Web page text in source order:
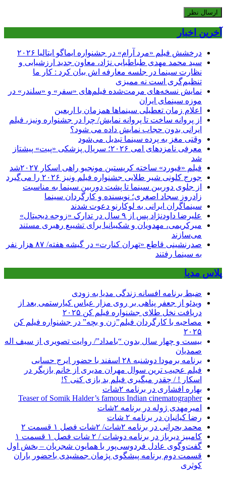
آخرین اخبار
درخشش فیلم «مرد آرام» در جشنواره ایماگو ایتالیا ۲۰۲۶
سید محمد مهدی طباطبایی نژاد، معاون جدید ارزشیابی و
نظارت سینما در جلسه معارفه اش بیان کرد : کار ما
تنظیم‌گری است نه ممیزی
نمایش نسخه‌های مرمت‌شده فیلم‌های «سفر» و «سلندر» در
موزه سینمای ایران
اعلام زمان تعطیلی سینماها همزمان با اربعین
از پروانه ساخت تا پروانه نمایش/ چرا در جشنواره ونیز، فیلم
ایرانی بدون حجاب نمایش داده می شود؟
وقتی مغز به پرده سینما تبدیل می‌شود
معرفی نامزدهای امی ۲۰۲۶؛ سریال پزشکی «پیت» پیشتاز
شد
فیلم «فیورد» ساخته کریستین مونجیو راهی اسکار ۲۰۲۷شد
جورج کلونی شیر طلایی جشنواره فیلم ونیز ۲۰۲۶ را می‌گیرد
از جلوی دوربین سینما تا پشت دوربین سینما به مناسبت
زادروز سجاد اصغری؛ نویسنده و کارگردان سینما
سینماگران ایرانی به لوکارنو دعوت شدند
علیرضا داودنژاد پس از ۹ سال در تدارک «زوجه دیجیتال»
میرکریمی، مهدویان و شکیبانیا برای تشییع رهبری مستند
می‌سازند
صدرنشینی قاطع «تهران کنارت» در گیشه هفته/ ۸۷ هزار نفر
به سینما رفتند
پلاس مدیا
ضبط برنامه افسانه زندگی مدیا به زودی
ویدئو از جعفر پناهی بر روی مزار عباس کیارستمی بعد از
دریافت نخل طلای جشنواره فیلم کن ۲۰۲۵
مصاحبه با کارگردان فیلم”زن و بچه” در جشنواره فیلم کن
۲۰۲۵
بیست و چهار سال بدون “بامداد”/ روایت تصویری از سیف اله
صمدیان
برنامه برمودا دوشنبه ۲۸ اسفند با حضور ایرج حسابی
فیلم عجیب ترین سوال مهران مدیری از خانم بازیگر در
اسکار ! / چقدر میگیری فیلم بد بازی کنی ؟!
بهاره افشاری در برنامه ۲شات
Teaser of Somik Halder’s famous Indian cinematographer
امیرمهدی ژوله در برنامه ۲شات
رضا کیانیان در برنامه ۲ شات
محمد بحرانی در برنامه ۲شات/ ۲شات فصل ۱ قسمت ۲
کامبیز دیرباز در برنامه دوشات / ۲ شات فصل ۱ قسمت ۱
گفت‌وگوی عادل فردوسی‌پور با همایون شجریان – بخش اول
قسمت دوم برنامه پیشگوی پژمان جمشیدی باحضور باران
کوثری